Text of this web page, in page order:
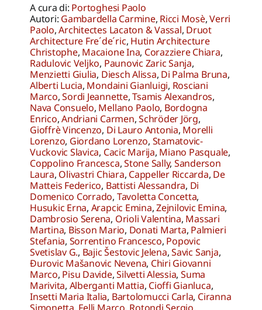
A cura di: Portoghesi Paolo
Autori: Gambardella Carmine, Ricci Mosè,Verri
Paolo,Architectes Lacaton & Vassal, Druot
Architecture Fre´de´ric, Hutin Architecture
Christophe, Macaione Ina, Corazziere Chiara,
Radulovic Veljko, Paunovic Zaric Sanja,
Menzietti Giulia, Diesch Alissa, Di Palma Bruna,
Alberti Lucia, Mondaini Gianluigi, Rosciani
Marco,Sordi Jeannette,Tsamis Alexandros,
Nava Consuelo, Mellano Paolo, Bordogna
Enrico,Andriani Carmen,Schröder Jörg,
Gioffrè Vincenzo, Di Lauro Antonia, Morelli
Lorenzo, Giordano Lorenzo, Stamatovic-
Vuckovic Slavica, Cacic Marija, Miano Pasquale,
Coppolino Francesca,Stone Sally, Sanderson
Laura, Olivastri Chiara, Cappeller Riccarda, De
Matteis Federico, Battisti Alessandra, Di
Domenico Corrado, Tavoletta Concetta,
Husukic Erna, Arapcic Emina,Zejnilovic Emina,
Dambrosio Serena, Orioli Valentina, Massari
Martina, Bisson Mario, Donati Marta, Palmieri
Stefania, Sorrentino Francesco, Popovic
Svetislav G., Bajic Šestovic Jelena,Savic Sanja,
Ðurovic Mašanovic Nevena, Chiri Giovanni
Marco, Pisu Davide,Silvetti Alessia, Suma
Marivita, Alberganti Mattia, Cioffi Gianluca,
Insetti Maria Italia, Bartolomucci Carla, Ciranna